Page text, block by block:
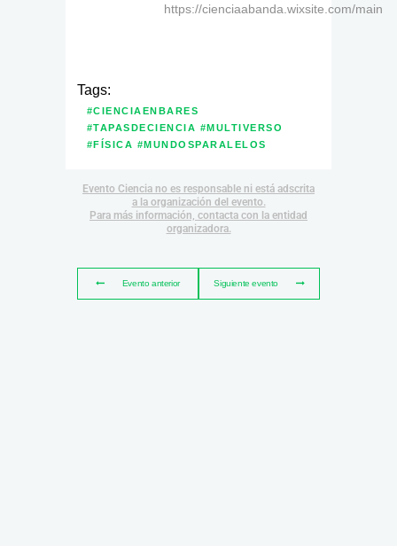
https://cienciaabanda.wixsite.com/main
Tags:
#CIENCIAENBARES
#TAPASDECIENCIA #MULTIVERSO
#FÍSICA #MUNDOSPARALELOS
Evento Ciencia no es responsable ni está adscrita
a la organización del evento.
Para más información, contacta con la entidad
organizadora.
Evento anterior Siguiente evento